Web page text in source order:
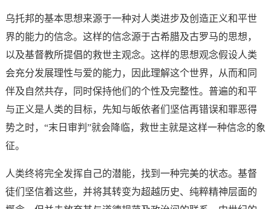
乌托邦的基本思想来源于一种对人类进步及创造正义和平世
界的能力的信念。这样的信念源于古希腊及古罗马的思想，
以及基督教所提倡的救世主观念。这样的思想观念假设人类
会充分发展理性与爱的能力，因此理解这个世界，从而和同
伴及自然共存，同时保持他们的个性及完整性。普遍的和平
与正义是人类的目标，先知与皈依者们坚信再错误和罪恶得
势之时，“末日审判”就会降临，救世主就是这样一种信念的象
征。
人类终将完全发挥自己的潜能，找到一种完美的状态。基督
徒们坚信着这些，并将其转变为超越历史、纯粹精神层面的